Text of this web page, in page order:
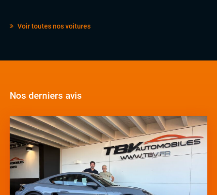
Voir toutes nos voitures
Nos derniers avis